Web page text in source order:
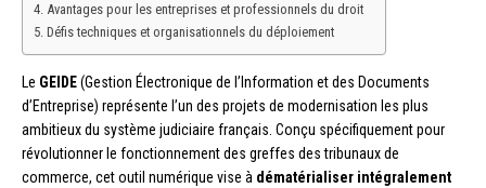
Avantages pour les entreprises et professionnels du droit
Défis techniques et organisationnels du déploiement
Le GEIDE(Gestion Électronique de l’Information et des Documents
d’Entreprise) représente l’un des projets de modernisation les plus
ambitieux du système judiciaire français. Conçu spécifiquement pour
révolutionner le fonctionnement des greffes des tribunaux de
commerce, cet outil numérique vise à dématérialiser intégralement